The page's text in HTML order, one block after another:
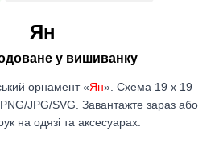
Ян
у вишиванку
орнамент «Ян». Схема 19 x 19
JPG/SVG. Завантажте зараз або
на одязі та аксесуарах.